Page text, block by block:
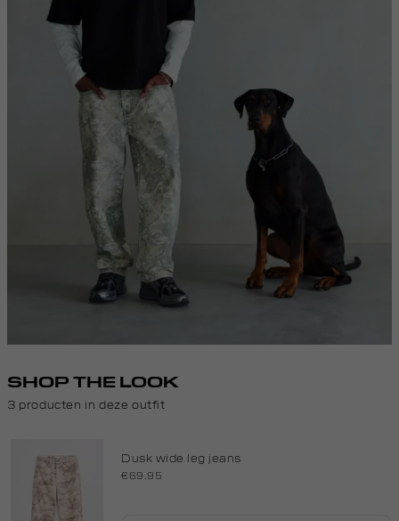
SHOP THE LOOK
3 producten in deze outfit
Dusk wide leg jeans
€69.95